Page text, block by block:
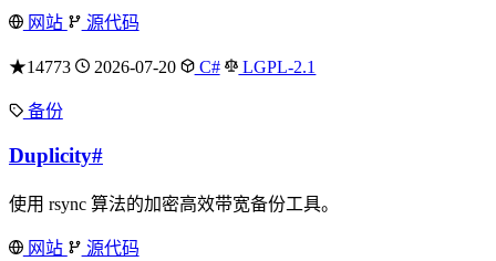
网站 源代码
★14773 2026-07-20 C# LGPL-2.1
备份
Duplicity#
使用 rsync 算法的加密高效带宽备份工具。
网站 源代码